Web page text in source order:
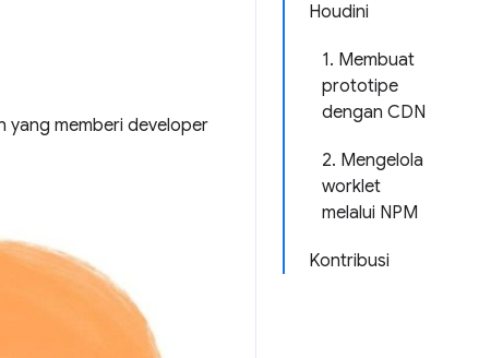
Houdini
1. Membuat
prototipe
dengan CDN
2. Mengelola
worklet
melalui NPM
Kontribusi
yang memberi developer